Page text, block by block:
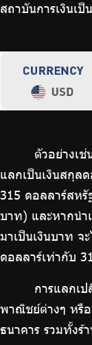
สถาบันการเงินเ
ตัวอย่างเ
แลกเป็นเงินสกุล
315 ดอลลาร์สห
บาท) และหากนำ
มาเป็นเงินบาท
ดอลลาร์เท่ากับ
การแลกเ
พาณิชย์ต่างๆ หรือ
ธนาคาร รวมทั้งร้